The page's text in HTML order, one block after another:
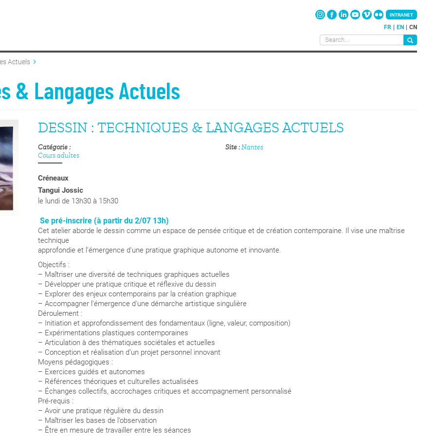
FR EN CN
INTRANET
Actuels
& Langages Actuels
DESSIN : TECHNIQUES & LANGAGES ACTUELS
Catégorie
Cours adultes
Site Nantes
Créneaux
Tangui Jossic
le lundi de 13h30 à 15h30
Se pré-inscrire (à partir du 2/07 13h)
Cet atelier aborde le dessin comme un espace de pensée critique et de création contemporaine. Il vise une maîtrise
technique
approfondie et l’émergence d'une pratique graphique autonome et innovante.
Objectifs :
– Maîtriser une diversité de techniques graphiques actuelles
– Développer une pratique critique et réflexive du dessin
– Explorer des enjeux contemporains par la création graphique
– Accompagner l’émergence d'une démarche artistique singulière
Déroulement :
– Initiation et approfondissement des fondamentaux (ligne, valeur, composition)
– Expérimentations plastiques contemporaines
– Articulation à des thématiques sociétales et actuelles
– Conception et réalisation d’un projet personnel innovant
Moyens pédagogiques :
– Exercices guidés et autonomes
– Références théoriques et culturelles actualisées
– Échanges collectifs, accrochages critiques et accompagnement personnalisé
Pré-requis :
– Avoir une pratique régulière du dessin
– Maîtriser les bases de l’observation
– Être en mesure de travailler entre les séances